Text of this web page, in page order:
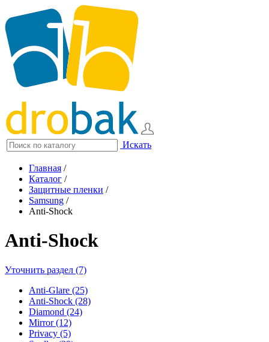
Искать
Главная /
Каталог /
Защитные пленки /
Samsung /
Anti-Shock
Anti-Shock
Уточнить раздел (7)
Anti-Glare (25)
Anti-Shock (28)
Diamond (24)
Mirror (12)
Privacy (5)